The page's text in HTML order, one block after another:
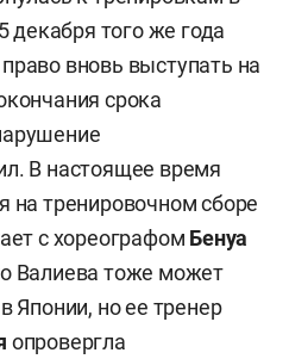
декабря того же года
вновь выступать на
срока
В настоящее время
на тренировочном сборе
с хореографом Бенуа
Валиева тоже может
Японии, но ее тренер
опровергла